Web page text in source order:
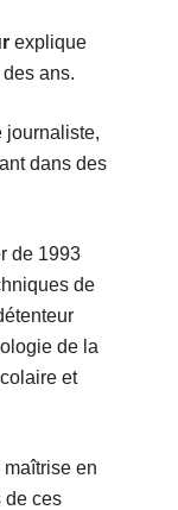
explique
ans.
dans des
de 1993
de
de la
et
en
de ces